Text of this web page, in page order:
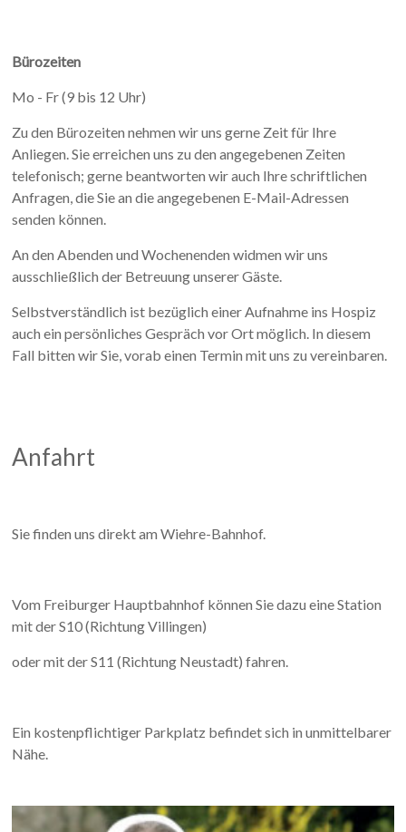
Bürozeiten
Mo - Fr (9 bis 12 Uhr)
Zu den Bürozeiten nehmen wir uns gerne Zeit für Ihre
Anliegen. Sie erreichen uns zu den angegebenen Zeiten
telefonisch; gerne beantworten wir auch Ihre schriftlichen
Anfragen, die Sie an die angegebenen E-Mail-Adressen
senden können.
An den Abenden und Wochenenden widmen wir uns
ausschließlich der Betreuung unserer Gäste.
Selbstverständlich ist bezüglich einer Aufnahme ins Hospiz
auch ein persönliches Gespräch vor Ort möglich. In diesem
Fall bitten wir Sie, vorab einen Termin mit uns zu vereinbaren.
Anfahrt
Sie finden uns direkt am Wiehre-Bahnhof.
Vom Freiburger Hauptbahnhof können Sie dazu eine Station
mit der S10 (Richtung Villingen)
oder mit der S11 (Richtung Neustadt) fahren.
Ein kostenpflichtiger Parkplatz befindet sich in unmittelbarer
Nähe.